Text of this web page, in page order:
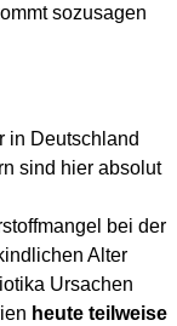
sozusagen
in Deutschland
sind hier absolut
bei der
Alter
Ursachen
heute teilweise